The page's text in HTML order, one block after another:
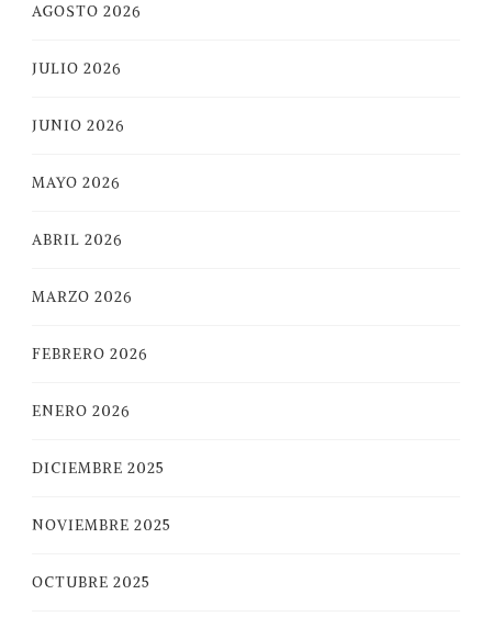
AGOSTO 2026
JULIO 2026
JUNIO 2026
MAYO 2026
ABRIL 2026
MARZO 2026
FEBRERO 2026
ENERO 2026
DICIEMBRE 2025
NOVIEMBRE 2025
OCTUBRE 2025